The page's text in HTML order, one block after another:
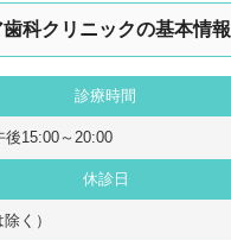
科クリニックの基本情報
診療時間
後15:00～20:00
休診日
く）